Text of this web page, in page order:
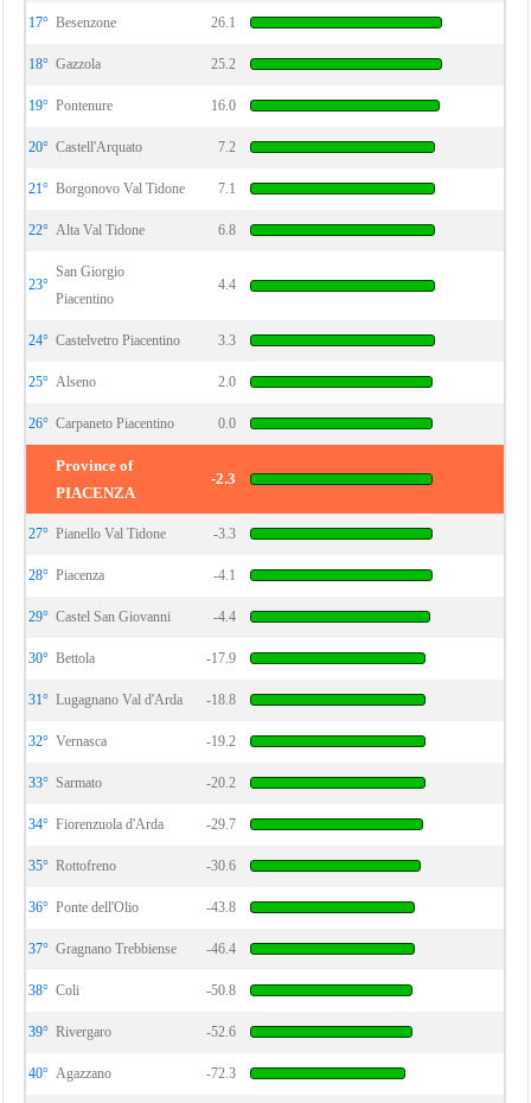
17° Besenzone 26.1
18° Gazzola 25.2
19° Pontenure 16.0
20° Castell'Arquato 7.2
21° Borgonovo Val Tidone 7.1
22° Alta Val Tidone 6.8
23°
San Giorgio
Piacentino
4.4
24° Castelvetro Piacentino 3.3
25° Alseno 2.0
26° Carpaneto Piacentino 0.0
Province of
PIACENZA
-2.3
27° Pianello Val Tidone -3.3
28° Piacenza -4.1
29° Castel San Giovanni -4.4
30° Bettola -17.9
31° Lugagnano Val d'Arda -18.8
32° Vernasca -19.2
33° Sarmato -20.2
34° Fiorenzuola d'Arda -29.7
35° Rottofreno -30.6
36° Ponte dell'Olio -43.8
37° Gragnano Trebbiense -46.4
38° Coli -50.8
39° Rivergaro -52.6
40° Agazzano -72.3